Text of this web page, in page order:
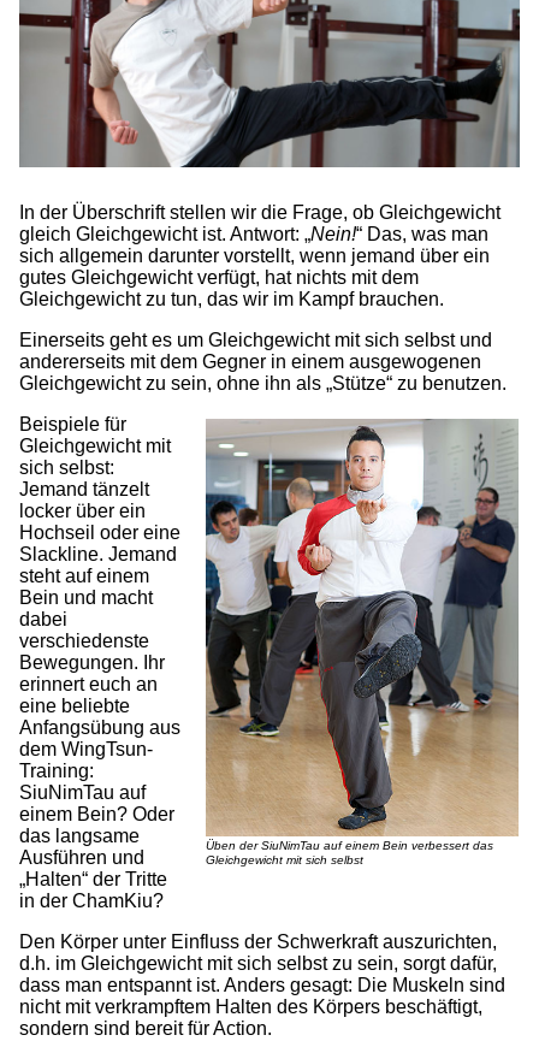
In der Überschrift stellen wir die Frage, ob Gleichgewicht
gleich Gleichgewicht ist. Antwort: „Nein!“ Das, was man
sich allgemein darunter vorstellt, wenn jemand über ein
gutes Gleichgewicht verfügt, hat nichts mit dem
Gleichgewicht zu tun, das wir im Kampf brauchen.
Einerseits geht es um Gleichgewicht mit sich selbst und
andererseits mit dem Gegner in einem ausgewogenen
Gleichgewicht zu sein, ohne ihn als „Stütze“ zu benutzen.
Üben der SiuNimTau auf einem Bein verbessert das
Gleichgewicht mit sich selbst
Beispiele für
Gleichgewicht mit
sich selbst:
Jemand tänzelt
locker über ein
Hochseil oder eine
Slackline. Jemand
steht auf einem
Bein und macht
dabei
verschiedenste
Bewegungen. Ihr
erinnert euch an
eine beliebte
Anfangsübung aus
dem WingTsun-
Training:
SiuNimTau auf
einem Bein? Oder
das langsame
Ausführen und
„Halten“ der Tritte
in der ChamKiu?
Den Körper unter Einfluss der Schwerkraft auszurichten,
d.h. im Gleichgewicht mit sich selbst zu sein, sorgt dafür,
dass man entspannt ist. Anders gesagt: Die Muskeln sind
nicht mit verkrampftem Halten des Körpers beschäftigt,
sondern sind bereit für Action.